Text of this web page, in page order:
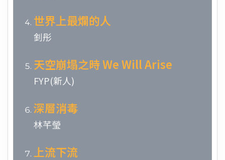
世界上最爛的人
釗彤
天空崩塌之時 We Will Arise
FYP(新人)
深層消毒
林芊瑩
上流下流